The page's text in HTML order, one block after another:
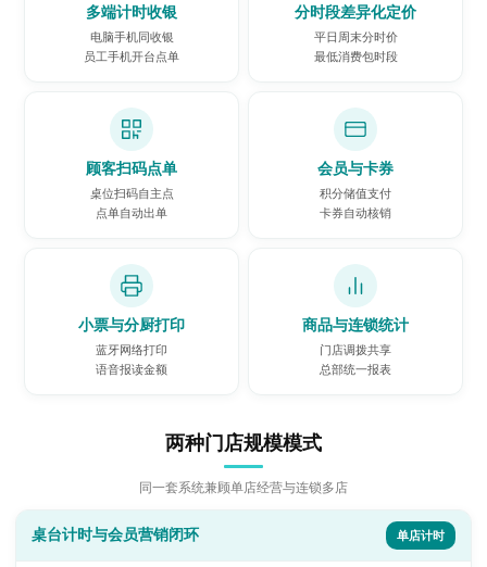
多端计时收银
电脑手机同收银
员工手机开台点单
分时段差异化定价
平日周末分时价
最低消费包时段
顾客扫码点单
桌位扫码自主点
点单自动出单
会员与卡券
积分储值支付
卡券自动核销
小票与分厨打印
蓝牙网络打印
语音报读金额
商品与连锁统计
门店调拨共享
总部统一报表
两种门店规模模式
同一套系统兼顾单店经营与连锁多店
桌台计时与会员营销闭环 单店计时